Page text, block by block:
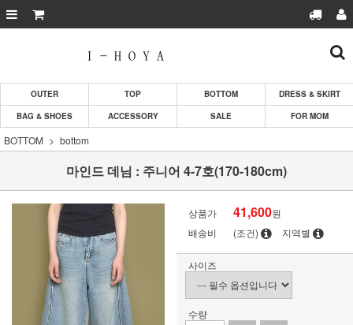
OUTER TOP BOTTOM
DRESS & SKIRT
BAG & SHOES
ACCESSORY SALE FOR MOM
BOTTOM bottom
마인드 데님 : 주니어 4-7호(170-180cm)
상품가 41,600원
배송비
(조건) 지역별
사이즈
수량